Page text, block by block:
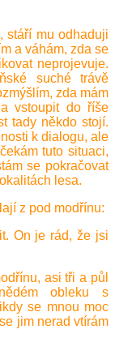
stáří mu odhaduji
a váhám, zda se
neprojevuje.
suché trávě
zda mám
vstoupit do říše
tady někdo stojí.
k dialogu, ale
tuto situaci,
se pokračovat
lesa.
z pod modřínu:
On je rád, že jsi
asi tři a půl
obleku s
se mnou moc
jim nerad vtírám